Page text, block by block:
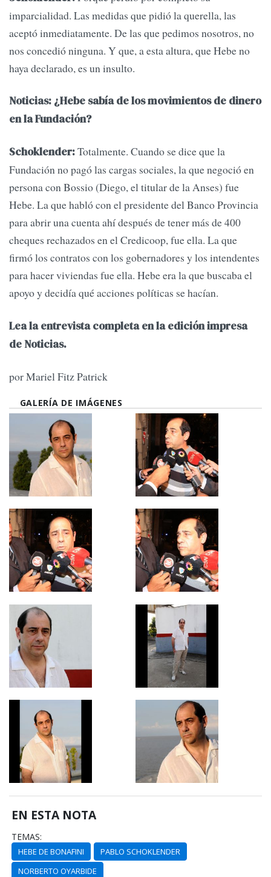
imparcialidad. Las medidas que pidió la querella, las
aceptó inmediatamente. De las que pedimos nosotros, no
nos concedió ninguna. Y que, a esta altura, que Hebe no
haya declarado, es un insulto.
Noticias: ¿Hebe sabía de los movimientos de dinero
en la Fundación?
Schoklender:Totalmente. Cuando se dice que la
Fundación no pagó las cargas sociales, la que negoció en
persona con Bossio (Diego, el titular de la Anses) fue
Hebe. La que habló con el presidente del Banco Provincia
para abrir una cuenta ahí después de tener más de 400
cheques rechazados en el Credicoop, fue ella. La que
firmó los contratos con los gobernadores y los intendentes
para hacer viviendas fue ella. Hebe era la que buscaba el
apoyo y decidía qué acciones políticas se hacían.
Lea la entrevista completa en la edición impresa
de Noticias.
por Mariel Fitz Patrick
GALERÍA DE IMÁGENES
EN ESTA NOTA
TEMAS:
HEBE DE BONAFINI
PABLO SCHOKLENDER
NORBERTO OYARBIDE